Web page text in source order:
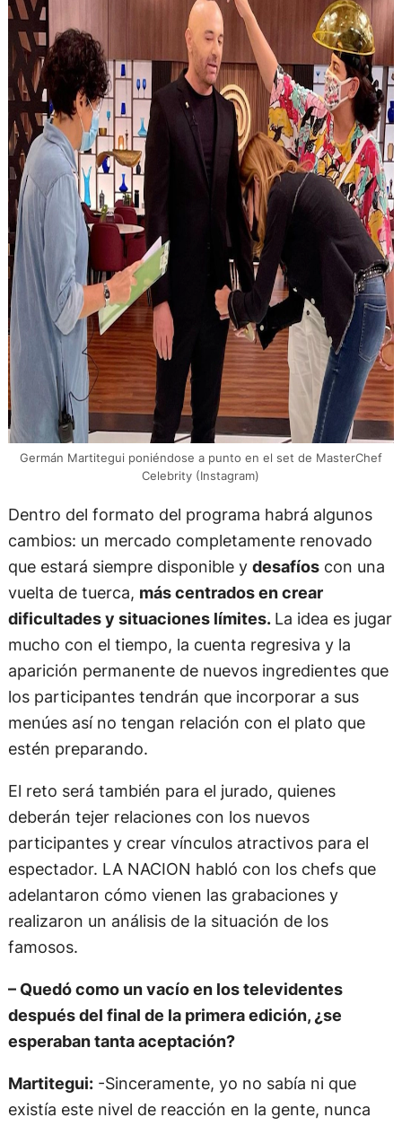
Germán Martitegui poniéndose a punto en el set de MasterChef
Celebrity (Instagram)
Dentro del formato del programa habrá algunos
cambios: un mercado completamente renovado
que estará siempre disponible y desafíoscon una
vuelta de tuerca, más centrados en crear
dificultades y situaciones límites. La idea es jugar
mucho con el tiempo, la cuenta regresiva y la
aparición permanente de nuevos ingredientes que
los participantes tendrán que incorporar a sus
menúes así no tengan relación con el plato que
estén preparando.
El reto será también para el jurado, quienes
deberán tejer relaciones con los nuevos
participantes y crear vínculos atractivos para el
espectador. LA NACION habló con los chefs que
adelantaron cómo vienen las grabaciones y
realizaron un análisis de la situación de los
famosos.
– Quedó como un vacío en los televidentes
después del final de la primera edición, ¿se
esperaban tanta aceptación?
Martitegui:-Sinceramente, yo no sabía ni que
existía este nivel de reacción en la gente, nunca